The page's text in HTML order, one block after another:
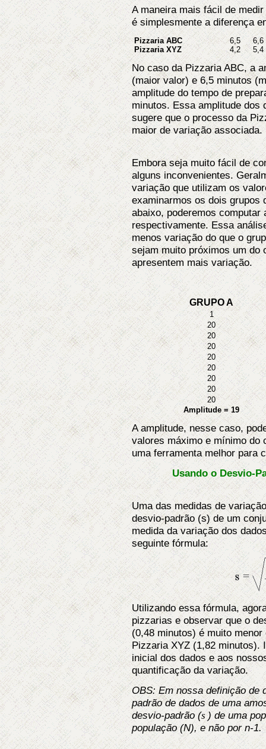
A maneira mais fácil de
é simplesmente a diferença
Pizzaria ABC 6,5
6,6
Pizzaria XYZ
4,2 5,4
No caso da Pizzaria ABC, a
(maior valor) e 6,5 minutos
amplitude do tempo de
minutos. Essa amplitude dos
sugere que o processo da
maior de variação associada.
Embora seja muito fácil de
alguns inconvenientes.
variação que utilizam os
examinarmos os dois grupos
abaixo, poderemos computar
respectivamente. Essa
menos variação do que o
sejam muito próximos um do
apresentem mais variação.
GRUPO A
1
20
20
20
20
20
20
20
20
Amplitude = 19
A amplitude, nesse caso,
valores máximo e mínimo do
uma ferramenta melhor para
Usando o Desvio-
Uma das medidas de
desvio-padrão (s) de um
medida da variação dos
seguinte fórmula:
Utilizando essa fórmula,
pizzarias e observar que o
(0,48 minutos) é muito
Pizzaria XYZ (1,82 minutos).
inicial dos dados e aos
quantificação da variação.
OBS: Em nossa definição de
padrão de dados de uma
desvio-padrão (s) de uma
população (N), e não por n-1.